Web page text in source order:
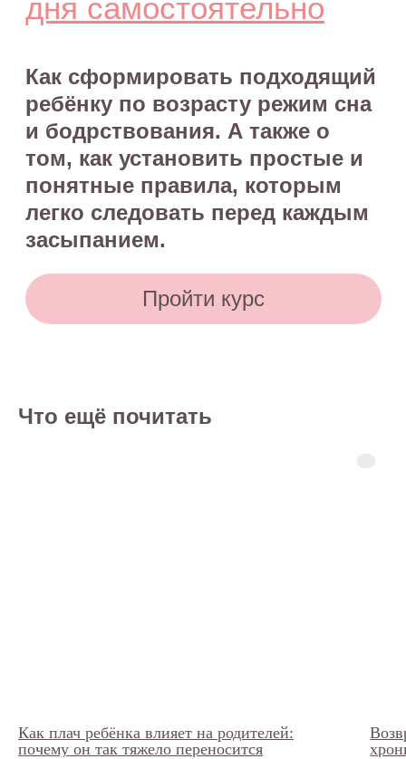
Что ещё почитать
Как плач ребёнка влияет на родителей:
почему он так тяжело переносится